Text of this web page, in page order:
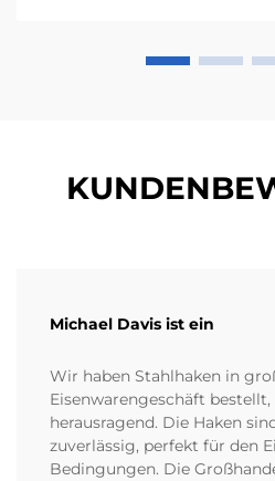
Michael Davis ist ein
Wir haben Stahlhaken in
Eisenwarengeschäft
herausragend. Die Haken
zuverlässig, perfekt für den
Bedingungen. Die